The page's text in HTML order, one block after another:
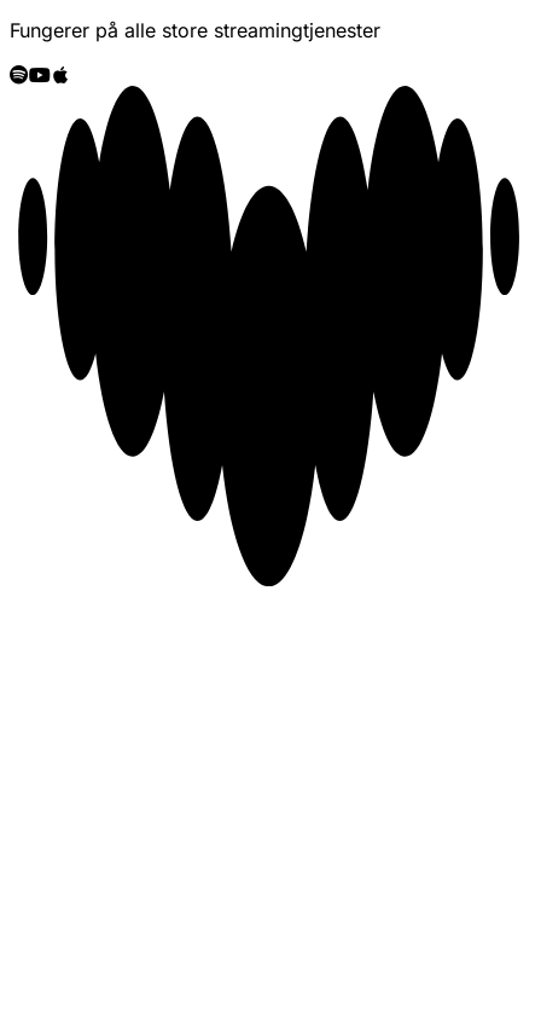
Fungerer på alle store streamingtjenester